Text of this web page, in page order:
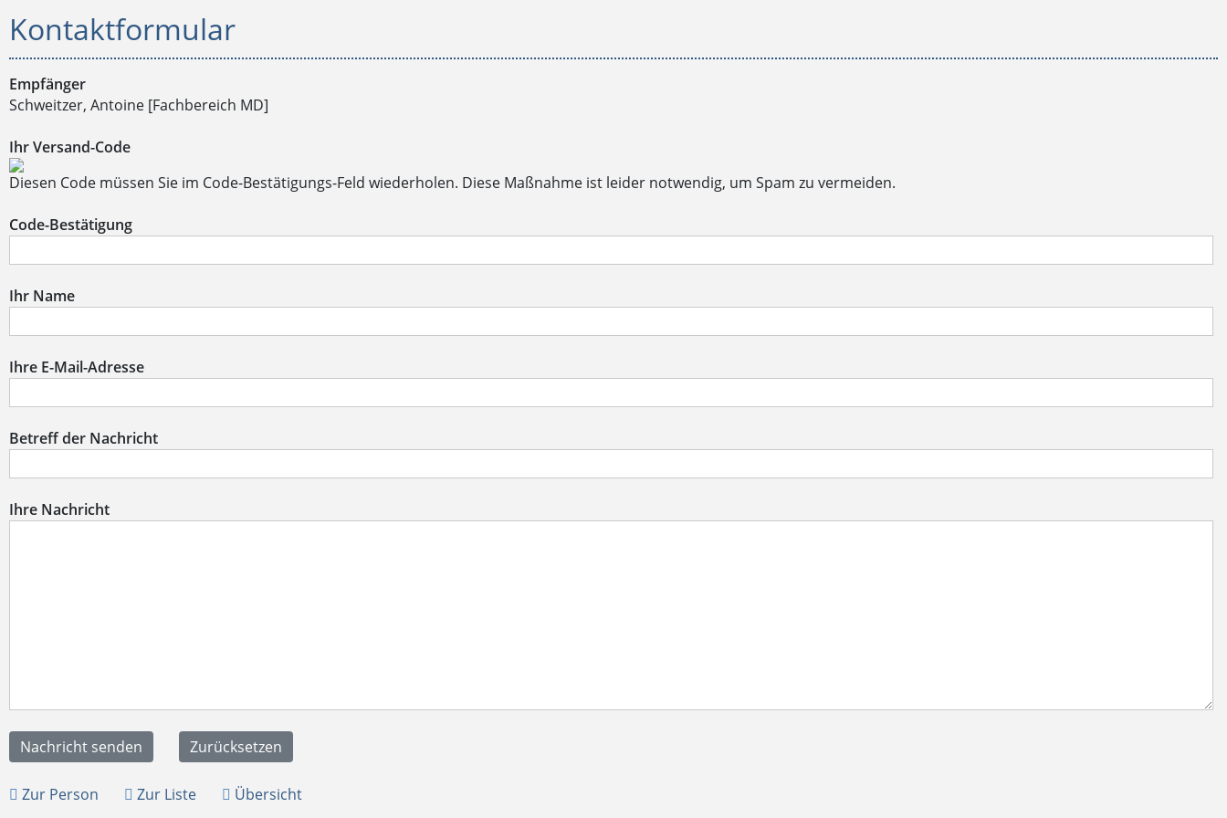
Kontaktformular
Empfänger
Schweitzer, Antoine [Fachbereich MD]
Ihr Versand-Code
Diesen Code müssen Sie im Code-Bestätigungs-Feld wiederholen. Diese Maßnahme ist leider notwendig, um Spam zu vermeiden.
Code-Bestätigung
Ihr Name
Ihre E-Mail-Adresse
Betreff der Nachricht
Ihre Nachricht
Zur Person Zur Liste Übersicht